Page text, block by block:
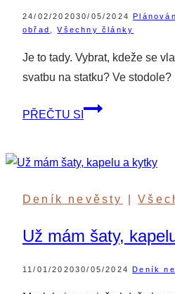
24/02/202030/05/2024
obřad
,Všechny články
Je to tady. Vybrat, kdeže se
svatbu na statku? Ve
PŘEČTU SI
Jak
na
Deník nevěsty
|
Už mám šaty,
11/01/202030/05/2024 Deník